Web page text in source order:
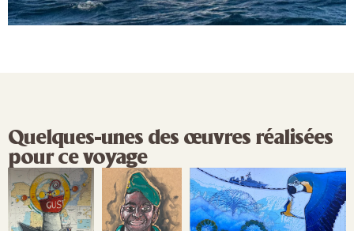
Quelques-unes des œuvres réalisées
pour ce voyage